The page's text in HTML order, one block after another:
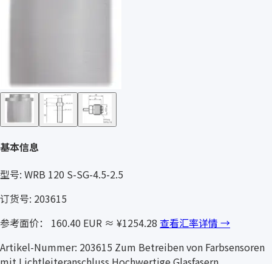
基本信息
型号: WRB 120 S-SG-4.5-2.5
订货号: 203615
参考面价： 160.40 EUR ≈ ¥1254.28 查看汇率详情 →
Artikel-Nummer: 203615 Zum Betreiben von Farbsensoren